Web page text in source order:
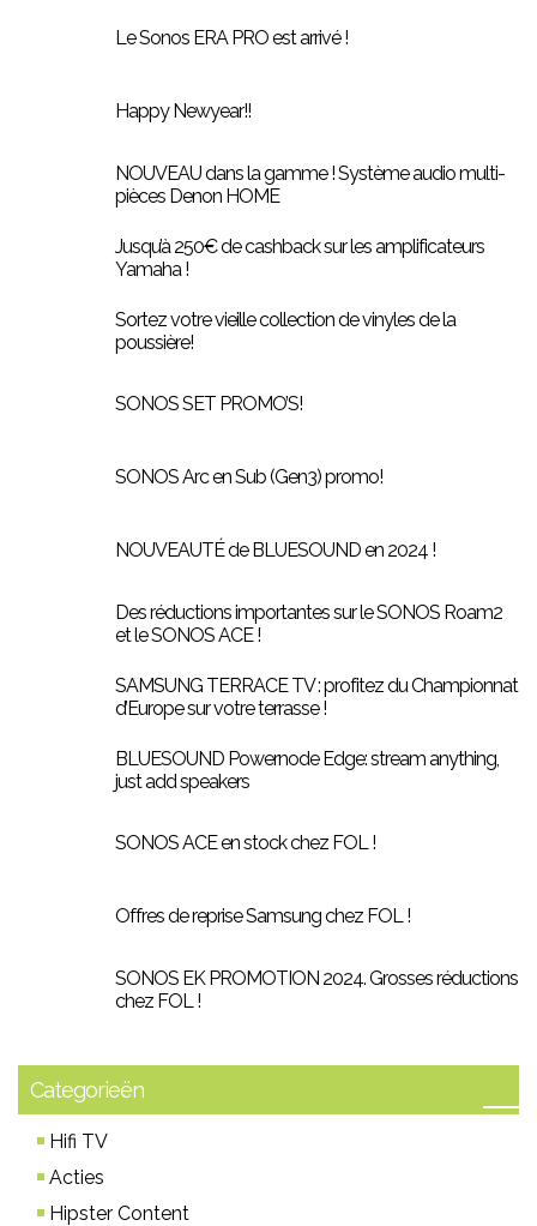
Le Sonos ERA PRO est arrivé !
Happy Newyear!!
NOUVEAU dans la gamme ! Système audio multi-
pièces Denon HOME
Jusqu’à 250€ de cashback sur les amplificateurs
Yamaha !
Sortez votre vieille collection de vinyles de la
poussière!
SONOS SET PROMO’S!
SONOS Arc en Sub (Gen3) promo!
NOUVEAUTÉ de BLUESOUND en 2024 !
Des réductions importantes sur le SONOS Roam2
et le SONOS ACE !
SAMSUNG TERRACE TV : profitez du Championnat
d’Europe sur votre terrasse !
BLUESOUND Powernode Edge: stream anything,
just add speakers
SONOS ACE en stock chez FOL !
Offres de reprise Samsung chez FOL !
SONOS EK PROMOTION 2024. Grosses réductions
chez FOL !
Categorieën
Hifi TV
Acties
Hipster Content